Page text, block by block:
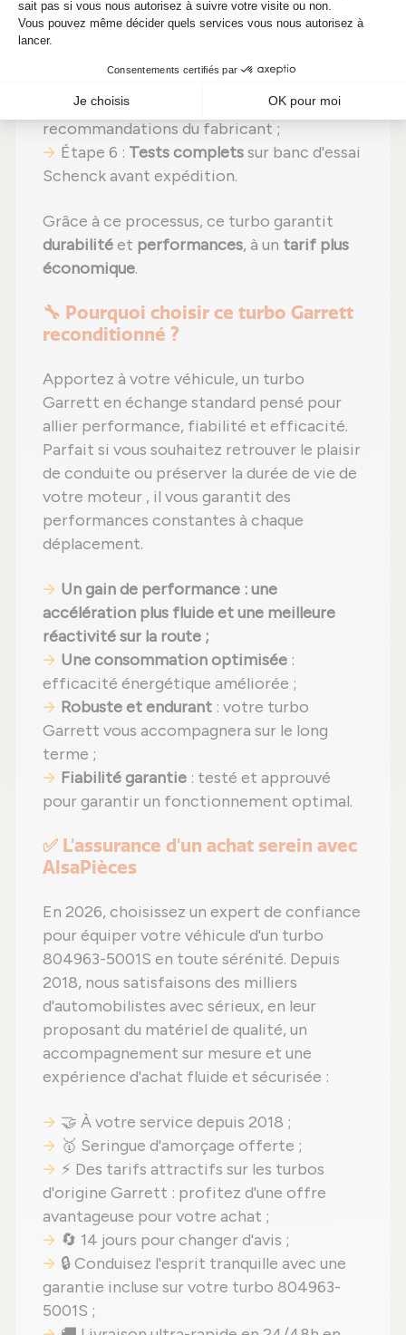
élément ;
Remplacement des pièces
Réassemblage
avec des
réglages effectués selon les
recommandations du fabricant ;
Étape 6 : Tests completssur banc d'essai
Schenck avant expédition.
Grâce à ce processus, ce turbo garantit
durabilitéet performances, à un tarif plus
économique.
🔧 Pourquoi choisir ce turbo Garrett
reconditionné ?
Apportez à votre véhicule, un turbo
Garrett en échange standard pensé pour
allier performance, fiabilité et efficacité.
Parfait si vous souhaitez retrouver le plaisir
de conduite ou préserver la durée de vie de
votre moteur , il vous garantit des
performances constantes à chaque
déplacement.
Un gain de performance : une
accélération plus fluide et une meilleure
réactivité sur la route ;
Une consommation optimisée :
efficacité énergétique améliorée ;
Robuste et endurant : votre turbo
Garrett vous accompagnera sur le long
terme ;
Fiabilité garantie : testé et approuvé
pour garantir un fonctionnement optimal.
✅ L'assurance d'un achat serein avec
AlsaPièces
En 2026, choisissez un expert de confiance
pour équiper votre véhicule d'un turbo
804963-5001S en toute sérénité. Depuis
2018, nous satisfaisons des milliers
d'automobilistes avec sérieux, en leur
proposant du matériel de qualité, un
accompagnement sur mesure et une
expérience d'achat fluide et sécurisée :
🤝 À votre service depuis 2018 ;
🥇 Seringue d'amorçage offerte ;
⚡ Des tarifs attractifs sur les turbos
d'origine Garrett : profitez d'une offre
avantageuse pour votre achat ;
🔄 14 jours pour changer d'avis ;
🔒 Conduisez l'esprit tranquille avec une
garantie incluse sur votre turbo 804963-
5001S ;